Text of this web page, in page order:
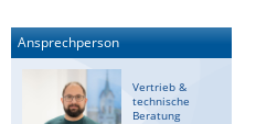
HW group
Icron
IEC Lock
Ansprechperson
Vertrieb &
technische
Beratung